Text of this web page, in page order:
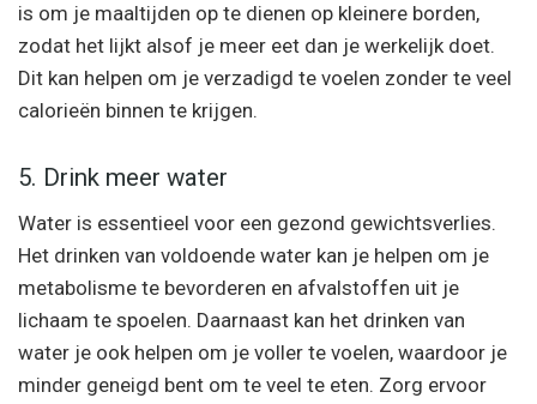
is om je maaltijden op te dienen op kleinere borden,
zodat het lijkt alsof je meer eet dan je werkelijk doet.
Dit kan helpen om je verzadigd te voelen zonder te veel
calorieën binnen te krijgen.
5. Drink meer water
Water is essentieel voor een gezond gewichtsverlies.
Het drinken van voldoende water kan je helpen om je
metabolisme te bevorderen en afvalstoffen uit je
lichaam te spoelen. Daarnaast kan het drinken van
water je ook helpen om je voller te voelen, waardoor je
minder geneigd bent om te veel te eten. Zorg ervoor